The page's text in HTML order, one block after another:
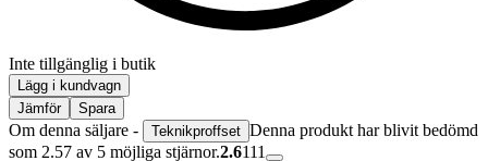
Inte tillgänglig i butik
Lägg i kundvagn
Jämför
Spara
Om denna säljare - Teknikproffset Denna produkt har blivit bedömd
som 2.57 av 5 möjliga stjärnor.2.6111